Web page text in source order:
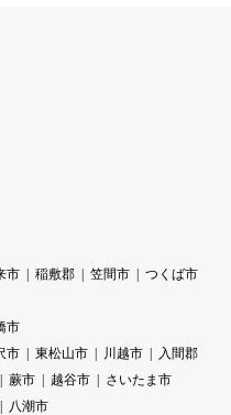
市 稲敷郡 笠間市
つくば市
市
市 東松山市 川越市
入間郡
蕨市 越谷市
さいたま市
八潮市